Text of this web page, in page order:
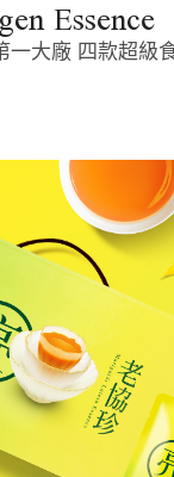
Essence
一大廠 四款超級